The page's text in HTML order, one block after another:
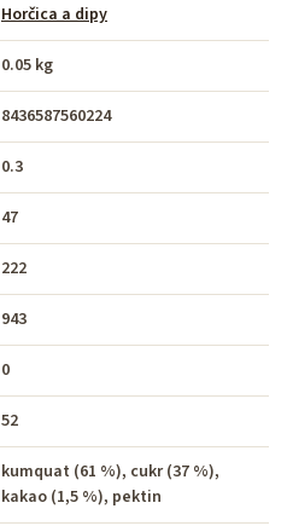
Horčica a dipy
0.05 kg
8436587560224
0.3
47
222
943
0
52
kumquat (61 %), cukr (37 %),
kakao (1,5 %), pektin